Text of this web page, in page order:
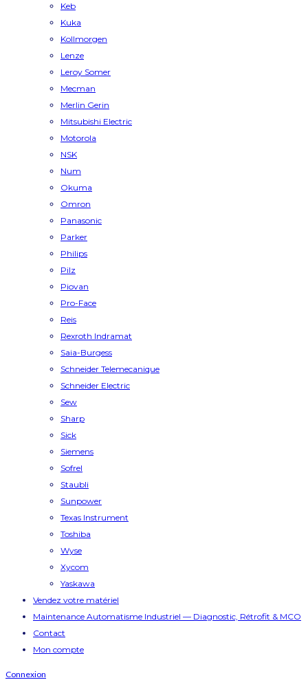
Keb
Kuka
Kollmorgen
Lenze
Leroy Somer
Mecman
Merlin Gerin
Mitsubishi Electric
Motorola
NSK
Num
Okuma
Omron
Panasonic
Parker
Philips
Pilz
Piovan
Pro-Face
Reis
Rexroth Indramat
Saia-Burgess
Schneider Telemecanique
Schneider Electric
Sew
Sharp
Sick
Siemens
Sofrel
Staubli
Sunpower
Texas Instrument
Toshiba
Wyse
Xycom
Yaskawa
Vendez votre matériel
Maintenance Automatisme Industriel — Diagnostic, Rétrofit & MCO
Contact
Mon compte
Connexion